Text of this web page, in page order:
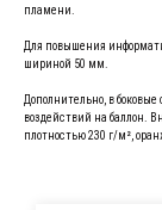
пламени.
Для повышения
шириной 50 мм.
Дополнительно, в
воздействий на баллон.
плотностью 230 г/м²,